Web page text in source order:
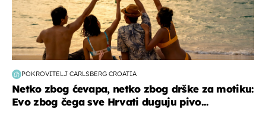
POKROVITELJ CARLSBERG CROATIA
Netko zbog ćevapa, netko zbog drške za motiku:
Evo zbog čega sve Hrvati duguju pivo...